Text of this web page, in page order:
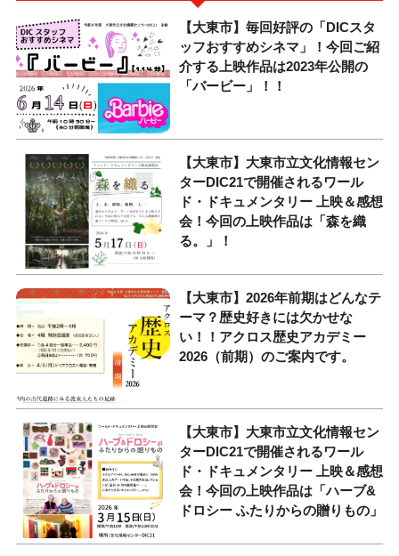
【大東市】毎回好評の「DICスタ
ッフおすすめシネマ」！今回ご紹
介する上映作品は2023年公開の
「バービー」！！
【大東市】大東市立文化情報セン
ターDIC21で開催されるワール
ド・ドキュメンタリー 上映＆感想
会！今回の上映作品は「森を織
る。」！
【大東市】2026年前期はどんなテ
ーマ？歴史好きには欠かせな
い！！アクロス歴史アカデミー
2026（前期）のご案内です。
【大東市】大東市立文化情報セン
ターDIC21で開催されるワール
ド・ドキュメンタリー 上映＆感想
会！今回の上映作品は「ハーブ&
ドロシー ふたりからの贈りもの」